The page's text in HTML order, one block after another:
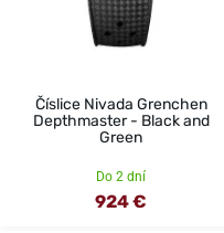
Číslice Nivada Grenchen
Depthmaster - Black and
Green
Do 2 dní
924 €